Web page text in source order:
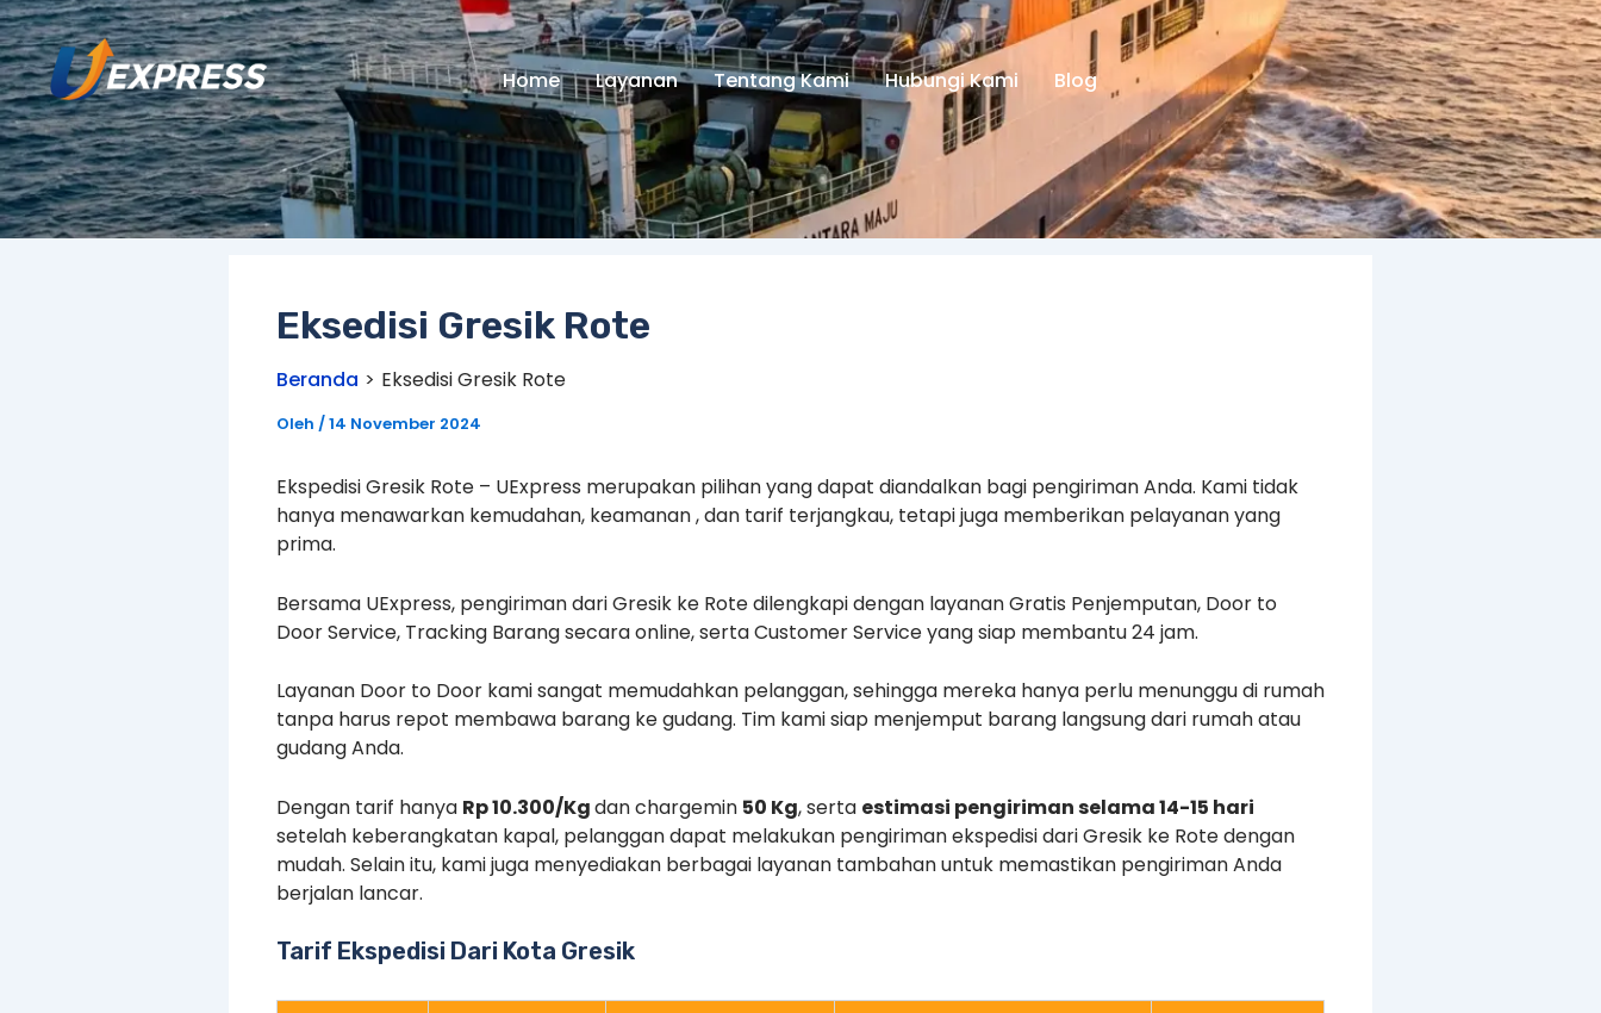
Lewati
ke
konten
Home Layanan Tentang Kami Hubungi Kami Blog
Eksedisi Gresik Rote
Beranda Eksedisi Gresik Rote
Oleh /14 November 2024
Ekspedisi Gresik Rote – UExpress merupakan pilihan yang dapat diandalkan bagi pengiriman Anda. Kami tidak
hanya menawarkan kemudahan, keamanan , dan tarif terjangkau, tetapi juga memberikan pelayanan yang
prima.
Bersama UExpress, pengiriman dari Gresik ke Rote dilengkapi dengan layanan Gratis Penjemputan, Door to
Door Service, Tracking Barang secara online, serta Customer Service yang siap membantu 24 jam.
Layanan Door to Door kami sangat memudahkan pelanggan, sehingga mereka hanya perlu menunggu di rumah
tanpa harus repot membawa barang ke gudang. Tim kami siap menjemput barang langsung dari rumah atau
gudang Anda.
Dengan tarif hanya Rp 10.300/Kgdan chargemin 50 Kg, serta estimasi pengiriman selama 14-15 hari
setelah keberangkatan kapal, pelanggan dapat melakukan pengiriman ekspedisi dari Gresik ke Rote dengan
mudah. Selain itu, kami juga menyediakan berbagai layanan tambahan untuk memastikan pengiriman Anda
berjalan lancar.
Tarif Ekspedisi Dari Kota Gresik